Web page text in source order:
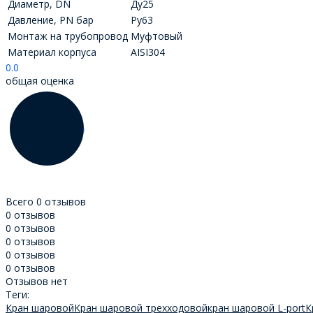
Диаметр, DN
Ду25
Давление, PN бар
Ру63
Монтаж на трубопровод Муфтовый
Материал корпуса
AISI304
0.0
общая оценка
Всего 0 отзывов
0 отзывов
0 отзывов
0 отзывов
0 отзывов
0 отзывов
Отзывов нет
Теги:
Кран шаровойКран шаровой трехходовойкран шаровой L-port